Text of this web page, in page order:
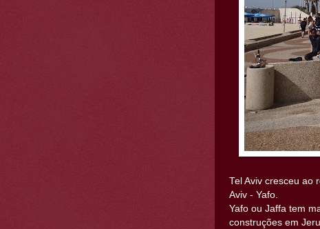
Tel Aviv cresceu ao
Aviv - Yafo.
Yafo ou Jaffa tem
construções em